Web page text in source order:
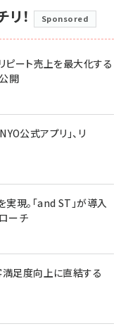
！ Sponsored
ピート売上を最大化する
開
公式アプリ」、リ
現。「and ST」が導入
ーチ
満足度向上に直結する